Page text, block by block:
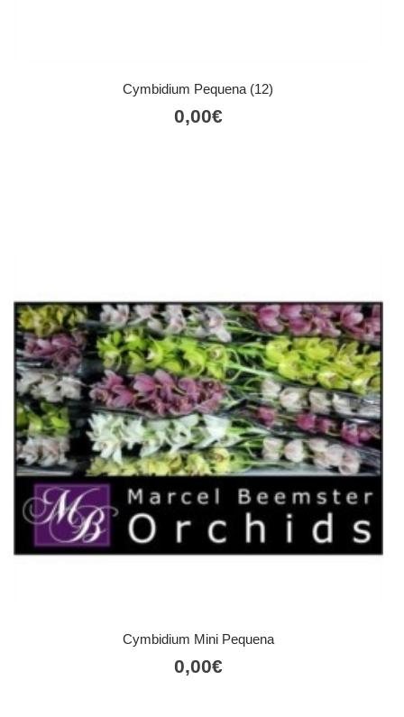
Cymbidium Pequena (12)
0,00€
Cymbidium Mini Pequena
0,00€